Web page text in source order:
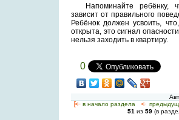
Напоминайте ребёнку,
зависит от правильного
Ребёнок должен усвоить,
открыта, это сигнал
нельзя заходить в квартиру.
0
[<— в начало раздела <-
51 из 59(в